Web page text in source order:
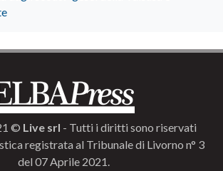
© Live srl - Tutti i diritti sono riservati
registrata al Tribunale di Livorno n° 3
del 07 Aprile 2021.